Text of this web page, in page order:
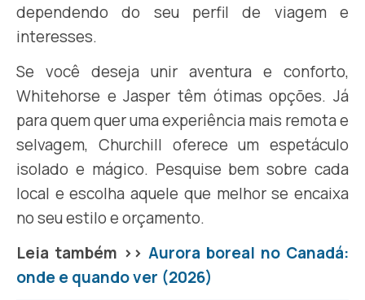
dependendo do seu perfil de viagem e
interesses.
Se você deseja unir aventura e conforto,
Whitehorse e Jasper têm ótimas opções. Já
para quem quer uma experiência mais remota e
selvagem, Churchill oferece um espetáculo
isolado e mágico. Pesquise bem sobre cada
local e escolha aquele que melhor se encaixa
no seu estilo e orçamento.
Leia também >> Aurora boreal no Canadá:
onde e quando ver (2026)